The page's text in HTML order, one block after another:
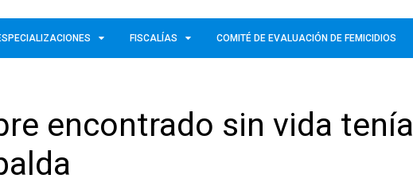
FISCALÍAS COMITÉ DE EVALUACIÓN DE FEMICIDIOS
encontrado sin vida tenía